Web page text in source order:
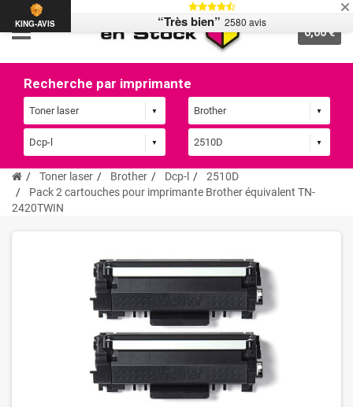
0,00 €
Recherche par imprimante
Toner laser Brother Dcp-l
2510D
Pack 2 cartouches pour imprimante Brother équivalent TN-
2420TWIN
KING-AVIS “Très bien” 2580 avis